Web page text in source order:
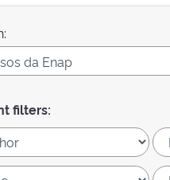
filters: